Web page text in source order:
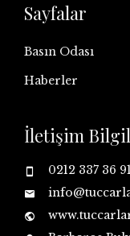
Sayfalar
Basın Odası
Haberler
İletişim
0212 337 36 91